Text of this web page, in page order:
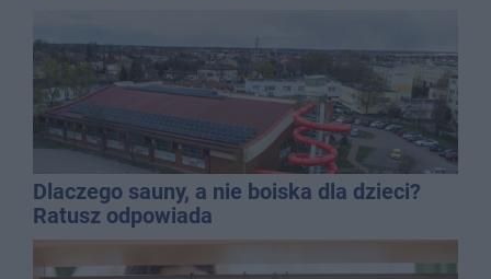
Dlaczego sauny, a nie boiska dla dzieci?
Ratusz odpowiada